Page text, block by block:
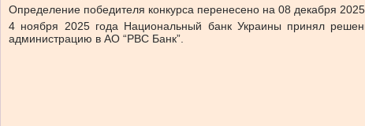
Определение победителя конкурса перенесено на 08 декабря 2025
4 ноября 2025 года Национальный банк Украины принял
администрацию в АО “РВС Банк”.